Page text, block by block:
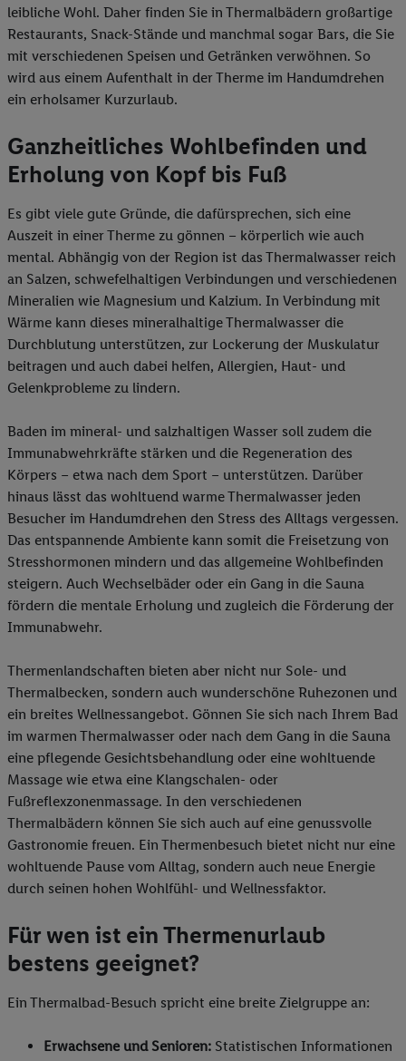
leibliche Wohl. Daher finden Sie in Thermalbädern großartige
Restaurants, Snack-Stände und manchmal sogar Bars, die Sie
mit verschiedenen Speisen und Getränken verwöhnen. So
wird aus einem Aufenthalt in der Therme im Handumdrehen
ein erholsamer Kurzurlaub.
Ganzheitliches Wohlbefinden und
Erholung von Kopf bis Fuß
Es gibt viele gute Gründe, die dafürsprechen, sich eine
Auszeit in einer Therme zu gönnen – körperlich wie auch
mental. Abhängig von der Region ist das Thermalwasser reich
an Salzen, schwefelhaltigen Verbindungen und verschiedenen
Mineralien wie Magnesium und Kalzium. In Verbindung mit
Wärme kann dieses mineralhaltige Thermalwasser die
Durchblutung unterstützen, zur Lockerung der Muskulatur
beitragen und auch dabei helfen, Allergien, Haut- und
Gelenkprobleme zu lindern.
Baden im mineral- und salzhaltigen Wasser soll zudem die
Immunabwehrkräfte stärken und die Regeneration des
Körpers – etwa nach dem Sport – unterstützen. Darüber
hinaus lässt das wohltuend warme Thermalwasser jeden
Besucher im Handumdrehen den Stress des Alltags vergessen.
Das entspannende Ambiente kann somit die Freisetzung von
Stresshormonen mindern und das allgemeine Wohlbefinden
steigern. Auch Wechselbäder oder ein Gang in die Sauna
fördern die mentale Erholung und zugleich die Förderung der
Immunabwehr.
Thermenlandschaften bieten aber nicht nur Sole- und
Thermalbecken, sondern auch wunderschöne Ruhezonen und
ein breites Wellnessangebot. Gönnen Sie sich nach Ihrem Bad
im warmen Thermalwasser oder nach dem Gang in die Sauna
eine pflegende Gesichtsbehandlung oder eine wohltuende
Massage wie etwa eine Klangschalen- oder
Fußreflexzonenmassage. In den verschiedenen
Thermalbädern können Sie sich auch auf eine genussvolle
Gastronomie freuen. Ein Thermenbesuch bietet nicht nur eine
wohltuende Pause vom Alltag, sondern auch neue Energie
durch seinen hohen Wohlfühl- und Wellnessfaktor.
Für wen ist ein Thermenurlaub
bestens geeignet?
Ein Thermalbad-Besuch spricht eine breite Zielgruppe an:
Erwachsene und Senioren: Statistischen Informationen